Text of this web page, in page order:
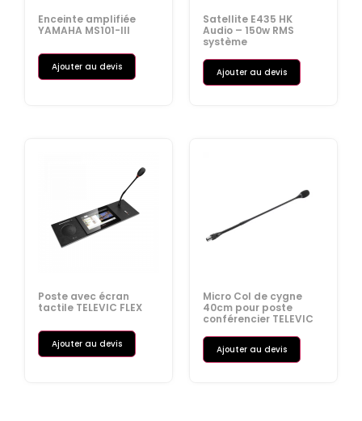
Enceinte amplifiée
YAMAHA MS101-III
Ajouter au devis
Satellite E435 HK
Audio – 150w RMS
système
Ajouter au devis
Poste avec écran
tactile TELEVIC FLEX
Ajouter au devis
Micro Col de cygne
40cm pour poste
conférencier TELEVIC
Ajouter au devis